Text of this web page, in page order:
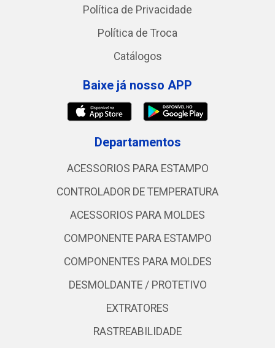
Política de Privacidade
Política de Troca
Catálogos
Baixe já nosso APP
Departamentos
ACESSORIOS PARA ESTAMPO
CONTROLADOR DE TEMPERATURA
ACESSORIOS PARA MOLDES
COMPONENTE PARA ESTAMPO
COMPONENTES PARA MOLDES
DESMOLDANTE / PROTETIVO
EXTRATORES
RASTREABILIDADE